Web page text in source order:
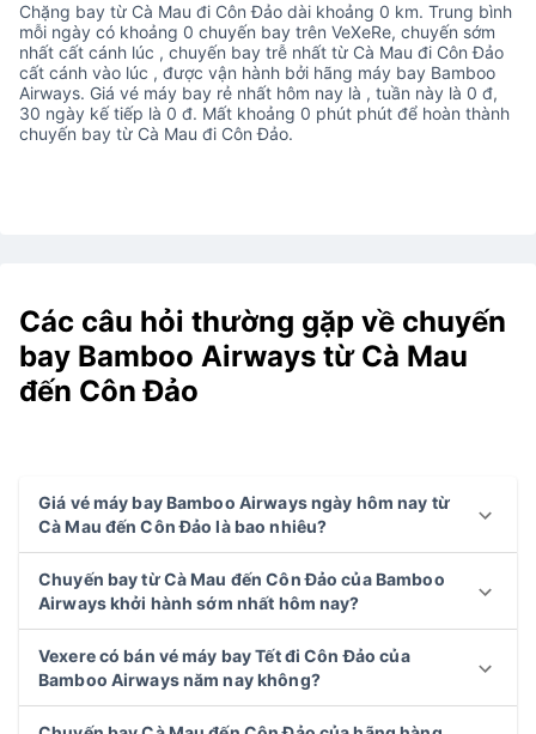
Chặng bay từ Cà Mau đi Côn Đảo dài khoảng 0 km. Trung bình
mỗi ngày có khoảng 0 chuyến bay trên VeXeRe, chuyến sớm
nhất cất cánh lúc , chuyến bay trễ nhất từ Cà Mau đi Côn Đảo
cất cánh vào lúc , được vận hành bởi hãng máy bay Bamboo
Airways. Giá vé máy bay rẻ nhất hôm nay là , tuần này là 0 đ,
30 ngày kế tiếp là 0 đ. Mất khoảng 0 phút phút để hoàn thành
chuyến bay từ Cà Mau đi Côn Đảo.
Các câu hỏi thường gặp về chuyến
bay Bamboo Airways từ Cà Mau
đến Côn Đảo
Giá vé máy bay Bamboo Airways ngày hôm nay từ
Cà Mau đến Côn Đảo là bao nhiêu?
Chuyến bay từ Cà Mau đến Côn Đảo của Bamboo
Airways khởi hành sớm nhất hôm nay?
Vexere có bán vé máy bay Tết đi Côn Đảo của
Bamboo Airways năm nay không?